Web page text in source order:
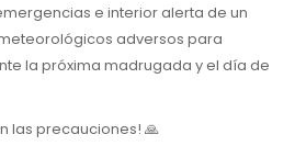
e interior alerta de un
adversos para
la próxima madrugada y el día de
las precauciones! 🙏